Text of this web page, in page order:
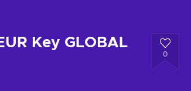
Key GLOBAL
0